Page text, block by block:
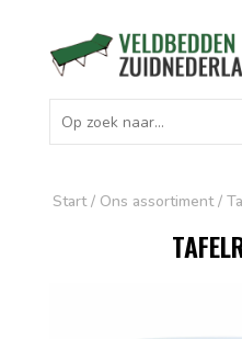
Zoek
naar:
Start/ Ons assortiment/